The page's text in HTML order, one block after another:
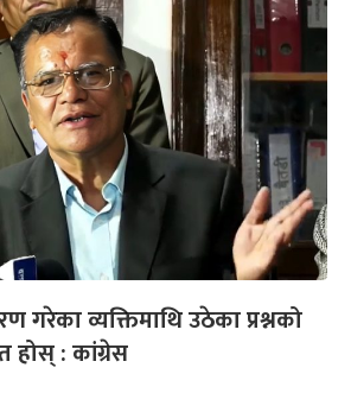
गरेका व्यक्तिमाथि उठेका प्रश्नको
होस् : कांग्रेस